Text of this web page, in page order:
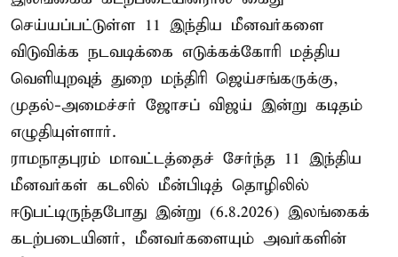
செய்யப்பட்டுள்ள 11 இந்திய மீனவர்களை
விடுவிக்க நடவடிக்கை எடுக்கக்கோரி மத்திய
வெளியுறவுத் துறை மந்திரி ஜெய்சங்கருக்கு,
முதல்-அமைச்சர் ஜோசப் விஜய் இன்று கடிதம்
எழுதியுள்ளார்.
ராமநாதபுரம் மாவட்டத்தைச் சேர்ந்த 11 இந்திய
மீனவர்கள் கடலில் மீன்பிடித் தொழிலில்
ஈடுபட்டிருந்தபோது இன்று (6.8.2026) இலங்கைக்
கடற்படையினர், மீனவர்களையும் அவர்களின்